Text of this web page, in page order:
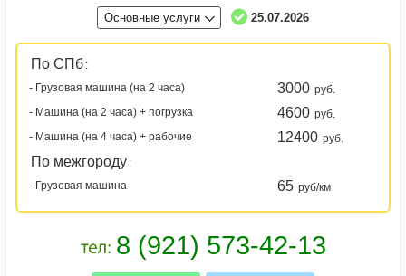
Основные услуги 25.07.2026
По СПб :
- Грузовая машина (на 2 часа)
3000 руб.
- Машина (на 2 часа) + погрузка
4600 руб.
- Машина (на 4 часа) + рабочие
12400 руб.
По межгороду :
- Грузовая машина
65 руб/км